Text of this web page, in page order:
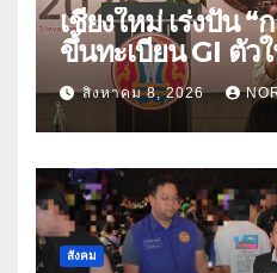
เชียงใหม่ เร่งปั้น
ขึ้นทะเบียน GI ตัว
“CHIANGMAI
ติดอาวุธผู้ประกอบ
สินค้าอัตลักษณ์สู่ต
สิงหาคม 8, 2026
สังคม